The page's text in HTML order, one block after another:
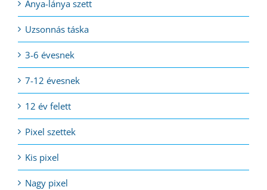
Anya-lánya szett
Uzsonnás táska
3-6 évesnek
7-12 évesnek
12 év felett
Pixel szettek
Kis pixel
Nagy pixel